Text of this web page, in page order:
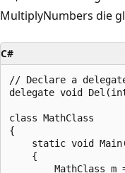
MultiplyNumbers die
C#
// Declare a
delegate void
class MathClass
{
static void
    {
MathClass m